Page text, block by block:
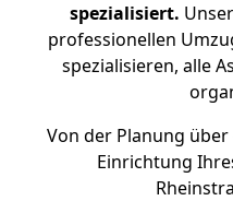
spezialisiert.
professionellen
spezialisieren, alle
Von der Planung
Einrichtung